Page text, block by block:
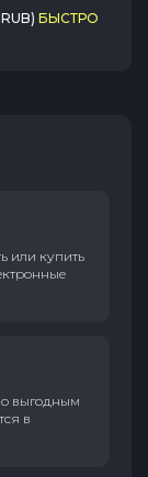
БЫСТРО
или купить
выгодным
в